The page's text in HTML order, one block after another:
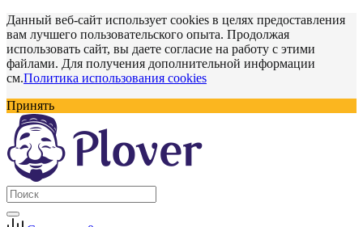
Данный веб-сайт использует cookies в целях предоставления
вам лучшего пользовательского опыта. Продолжая
использовать сайт, вы даете согласие на работу с этими
файлами. Для получения дополнительной информации
см.Политика использования cookies
Принять